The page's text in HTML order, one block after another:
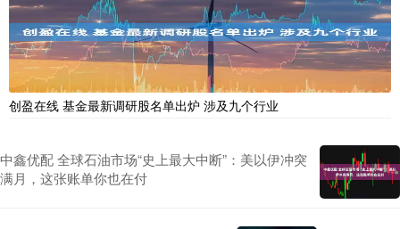
创盈在线 基金最新调研股名单出炉 涉及九个行业
中鑫优配 全球石油市场“史上最大中断”：美以伊冲突
满月，这张账单你也在付